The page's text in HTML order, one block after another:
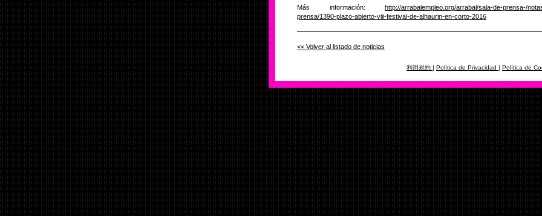
Más información: http://arrabalempleo.org/arrabal/sala-de-prensa-/
prensa/1390-plazo-abierto-viii-festival-de-alhaurin-en-corto-2016
<< Volver al listado de noticias
利用規約 | Política de Privacidad | Política de